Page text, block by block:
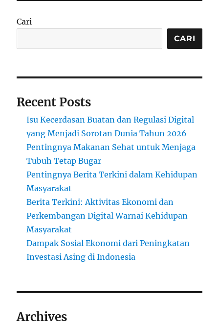
Cari
CARI
Recent Posts
Isu Kecerdasan Buatan dan Regulasi Digital
yang Menjadi Sorotan Dunia Tahun 2026
Pentingnya Makanan Sehat untuk Menjaga
Tubuh Tetap Bugar
Pentingnya Berita Terkini dalam Kehidupan
Masyarakat
Berita Terkini: Aktivitas Ekonomi dan
Perkembangan Digital Warnai Kehidupan
Masyarakat
Dampak Sosial Ekonomi dari Peningkatan
Investasi Asing di Indonesia
Archives